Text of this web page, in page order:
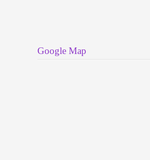
Google Map